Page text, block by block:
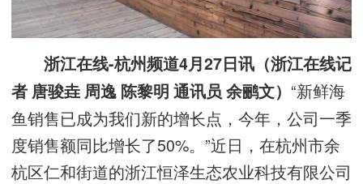
浙江在线-杭州频道4月27日讯（浙江在线记
者 唐骏垚 周逸 陈黎明 通讯员 余鹂文） “新鲜海
鱼销售已成为我们新的增长点，今年，公司一季
度销售额同比增长了50%。”近日，在杭州市余
杭区仁和街道的浙江恒泽生态农业科技有限公司